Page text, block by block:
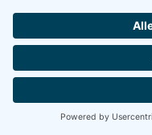
100%